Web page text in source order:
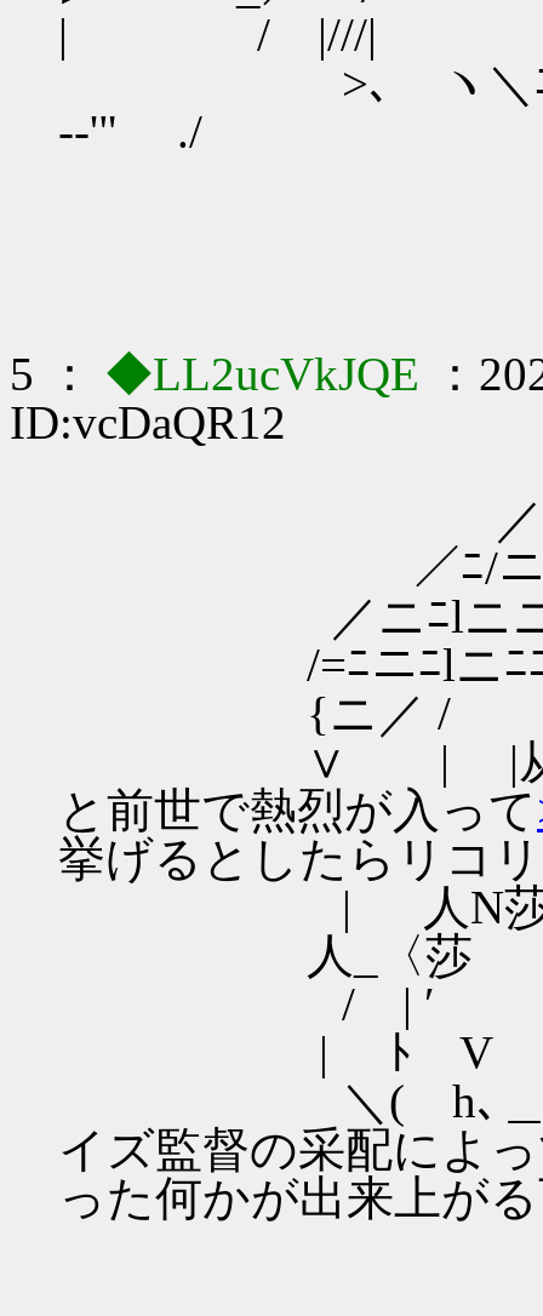
| / |///|
>､ ヽ＼ﾆﾆ
-‐'"
5 ： ◆LL2ucVkJQE
：
ID:vcDaQR12
／/ニニ
／ﾆ/ニニニ
／ニﾆlニニニ
/=ﾆニﾆlニﾆﾆ=-
{ニ／ / ＼ﾆ
∨ | |从ハ
と前世で熱烈が入って
挙げるとしたらリコ
| 人Ν莎 > ＼
人_〈
/ | ′ ﾉ
| ﾄ V )
＼( h､＿ ∠
イズ監督の采配によ
った何かが出来上が